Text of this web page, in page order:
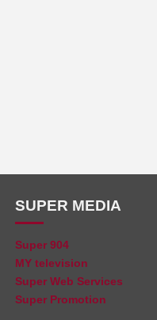
SUPER MEDIA
Super 904
MY television
Super Web Services
Super Promotion